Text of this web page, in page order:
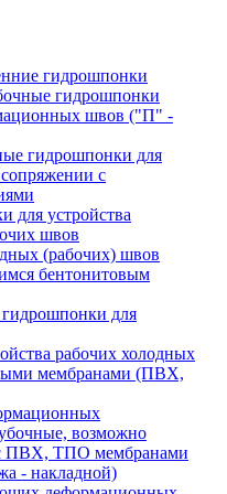
гидрошпонки
гидрошпонки
швов ("П" -
гидрошпонки для
с
для устройства
швов
(рабочих) швов
бентонитовым
для
рабочих холодных
мембранами (ПВХ,
возможно
ПВХ, ТПО мембранами
- накладной)